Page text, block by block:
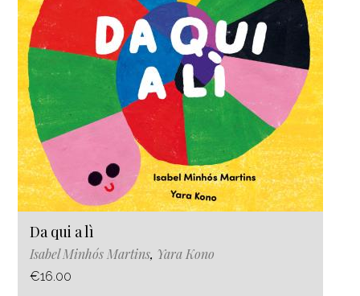
Da qui a lì
Isabel Minhós Martins, Yara Kono
€16.00